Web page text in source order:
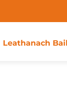
Leathanach